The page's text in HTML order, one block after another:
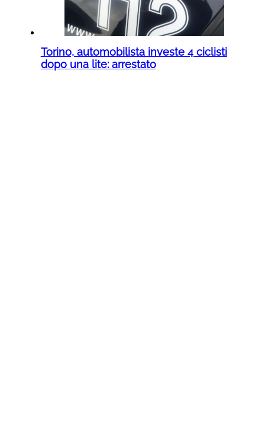
Torino, automobilista investe 4 ciclisti
dopo una lite: arrestato